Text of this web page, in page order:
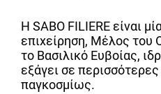
Η SABO FILIERE είναι
επιχείρηση, Μέλος του
το Βασιλικό Ευβοίας,
εξάγει σε
παγκοσμίως.